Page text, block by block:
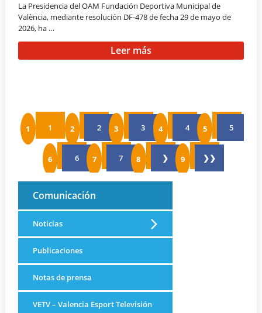
La Presidencia del OAM Fundación Deportiva Municipal de
València, mediante resolución DF-478 de fecha 29 de mayo de
2026, ha …
Leer más
1 2 3 4 5
6 7 ❯ ❯❯
Comunicación
Noticias
Publicaciones
Notas de prensa
VETV – Valencia Esport Televisión